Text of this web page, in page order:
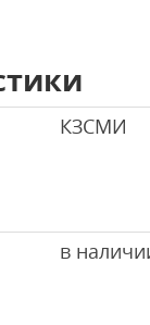
КЗСМИ
в